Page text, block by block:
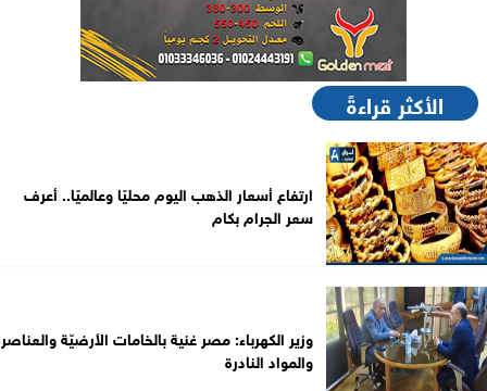
الأكثر قراءةً
ارتفاع أسعار الذهب اليوم محليًا وعالميًا.. أعرف
سعر الجرام بكام
وزير الكهرباء: مصر غنية بالخامات الأرضيّة والعناصر
والمواد النادرة